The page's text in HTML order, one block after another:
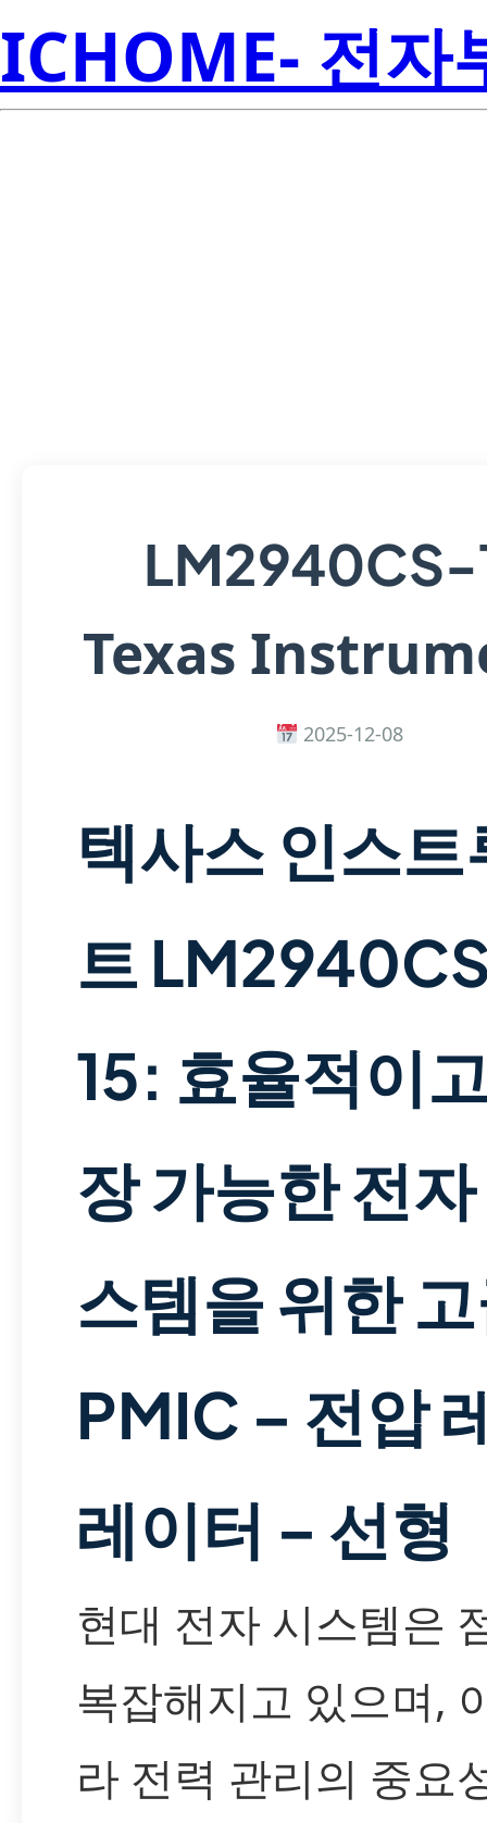
ICHOME- 전자
LM2940CS-
Texas
2025-12-08
텍사스 인스트
트
15: 효율적이
장 가능한 전
스템을 위한
PMIC – 전압
레이터 – 선형
현대 전자 시스템은
복잡해지고 있으며,
라 전력 관리의 중요